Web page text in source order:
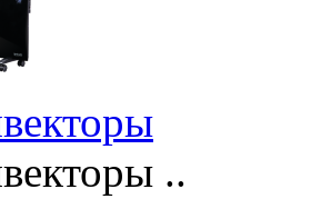
..